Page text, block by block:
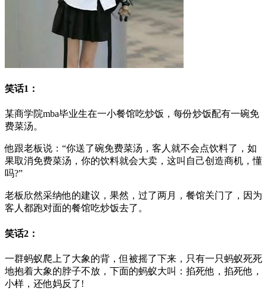
笑话1：
某商学院mba毕业生在一小餐馆吃炒饭，每份炒饭配有一碗免
费菜汤。
他跟老板说：“你送了碗免费菜汤，客人就不会点饮料了，如
果取消免费菜汤，你的饮料就会大卖，这叫自己创造商机，懂
吗?”
老板欣然采纳他的建议，果然，过了两月，餐馆关门了，因为
客人都跑对面的餐馆吃炒饭去了。
笑话2：
一群蚂蚁爬上了大象的背，但被摇了下来，只有一只蚂蚁死死
地抱着大象的脖子不放，下面的蚂蚁大叫：掐死他，掐死他，
小样，还他妈反了!